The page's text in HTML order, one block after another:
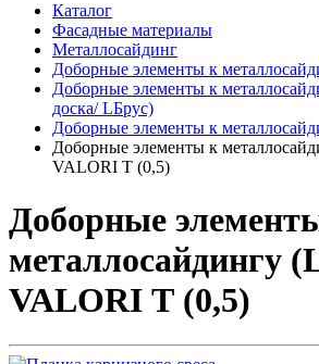
Каталог
Фасадные материалы
Металлосайдинг
Доборные элементы к
Доборные элементы к
доска/ LБрус)
Доборные элементы к
Доборные элементы к
VALORI Т (0,5)
Доборные
металлосайдингу
VALORI Т (0,5)